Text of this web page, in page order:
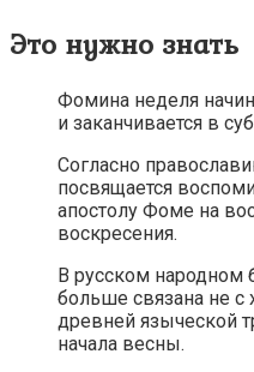
Это нужно знать
Фомина неделя
и заканчивается в
Согласно
посвящается
апостолу Фоме на
воскресения.
В русском народном
больше связана не с
древней языческой
начала весны.